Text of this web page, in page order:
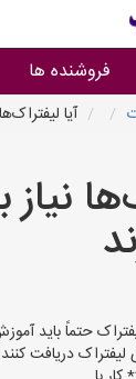
فروشنده ها
استان ها
آیا
حتماً باید
لیفتراک دریافت